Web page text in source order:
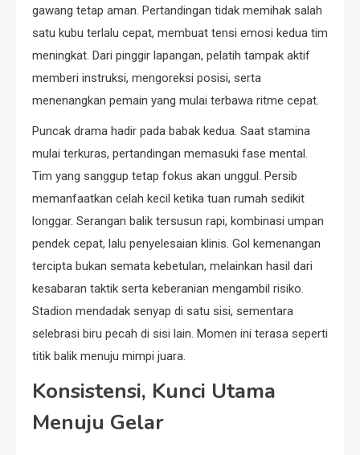
gawang tetap aman. Pertandingan tidak memihak salah
satu kubu terlalu cepat, membuat tensi emosi kedua tim
meningkat. Dari pinggir lapangan, pelatih tampak aktif
memberi instruksi, mengoreksi posisi, serta
menenangkan pemain yang mulai terbawa ritme cepat.
Puncak drama hadir pada babak kedua. Saat stamina
mulai terkuras, pertandingan memasuki fase mental.
Tim yang sanggup tetap fokus akan unggul. Persib
memanfaatkan celah kecil ketika tuan rumah sedikit
longgar. Serangan balik tersusun rapi, kombinasi umpan
pendek cepat, lalu penyelesaian klinis. Gol kemenangan
tercipta bukan semata kebetulan, melainkan hasil dari
kesabaran taktik serta keberanian mengambil risiko.
Stadion mendadak senyap di satu sisi, sementara
selebrasi biru pecah di sisi lain. Momen ini terasa seperti
titik balik menuju mimpi juara.
Konsistensi, Kunci Utama
Menuju Gelar